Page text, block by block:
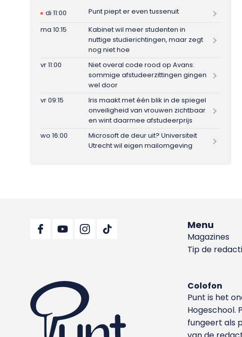
di 11:00
Punt piept er even tussenuit
ma 10:15
Kabinet wil meer studenten in
nuttige studierichtingen, maar zegt
nog niet hoe
vr 11:00
Niet overal code rood op Avans:
sommige afstudeerzittingen gingen
wel door
vr 09:15
Iris maakt met één blik in de spiegel
onveiligheid van vrouwen zichtbaar
en wint daarmee afstudeerprijs
wo 16:00
Microsoft de deur uit? Universiteit
Utrecht wil eigen mailomgeving
Menu
Magazines
Tip de
Colofon
Punt is het
Hoge­school.
fungeert als